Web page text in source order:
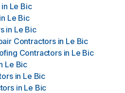
in Le Bic
in Le Bic
in Le Bic
Contractors in Le Bic
Contractors in Le Bic
Le Bic
in Le Bic
in Le Bic